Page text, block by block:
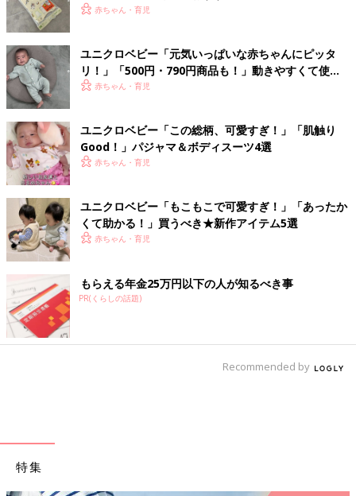
んでいます。ユニクロのパンツはサイズが豊富なことと、しっか
赤ちゃん・育児
ユニクロベビー「元気いっぱいな赤ちゃんにピッタ
リ！」「500円・790円商品も！」動きやすくて使え
るアイテム5選
赤ちゃん・育児
ユニクロベビー「この総柄、可愛すぎ！」「肌触り
Good！」パジャマ＆ボディスーツ4選
赤ちゃん・育児
ユニクロベビー「もこもこで可愛すぎ！」「あったか
くて助かる！」買うべき★新作アイテム5選
赤ちゃん・育児
もらえる年金25万円以下の人が知るべき事
PR(くらしの話題)
Recommended by
特集